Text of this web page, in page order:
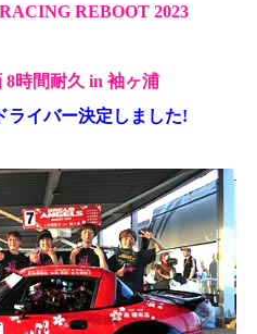
REBOOT 2023
8時間耐久 in 袖ヶ浦
ライバー決定しました!